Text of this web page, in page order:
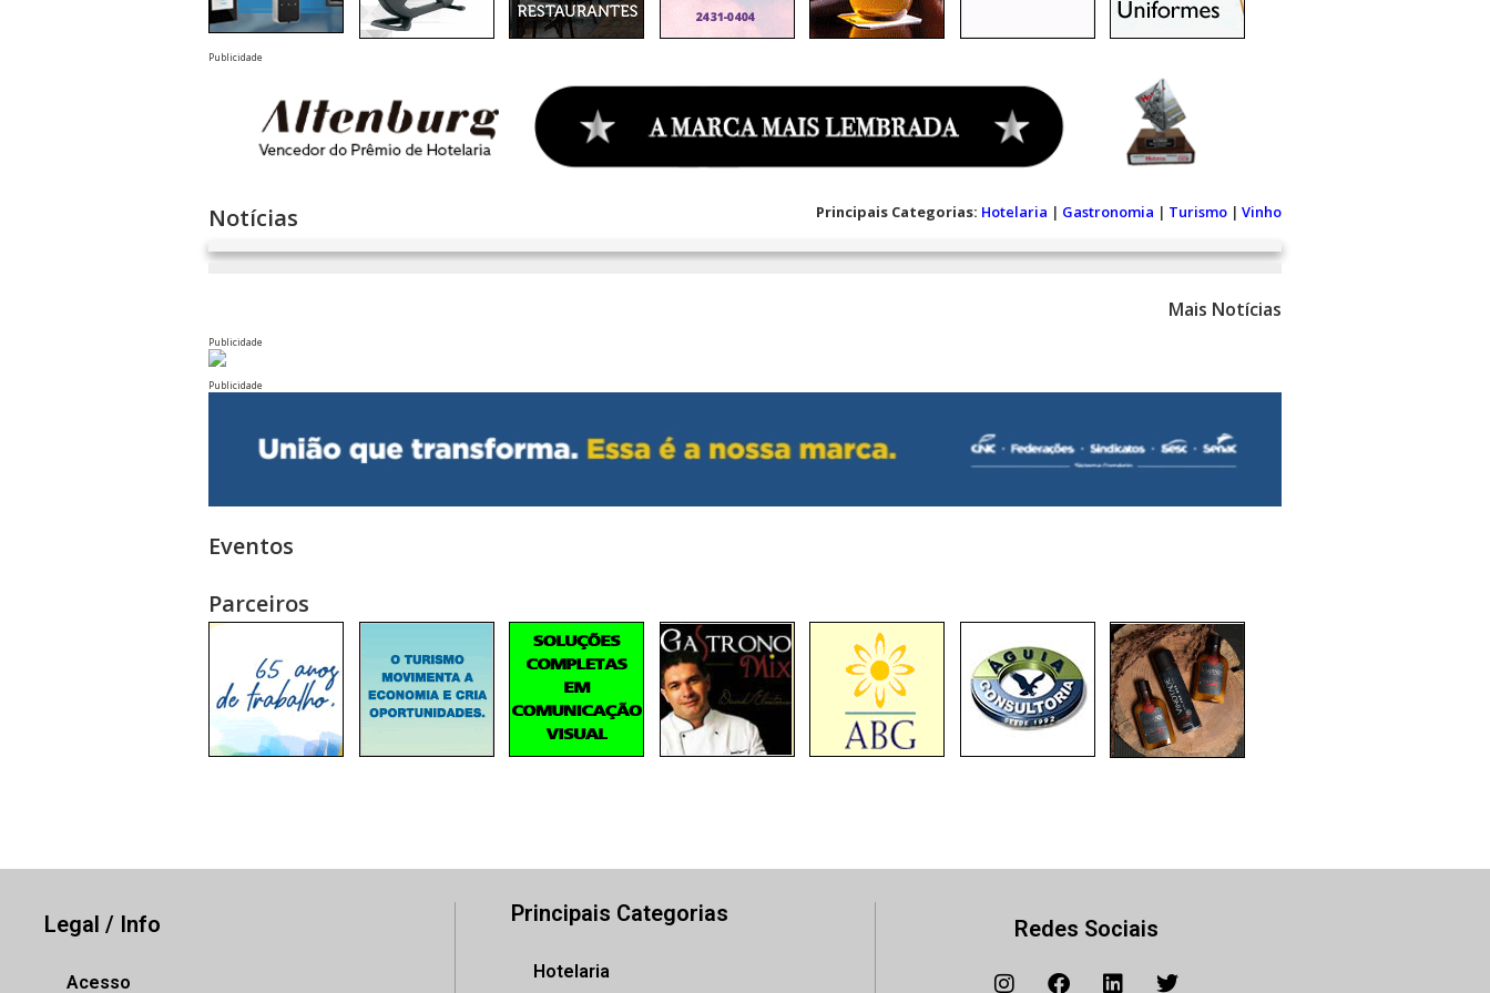
Publicidade
Notícias Principais Categorias: Hotelaria | Gastronomia | Turismo | Vinho
Mais Notícias
Publicidade
Publicidade
Eventos
Parceiros
Legal / Info
Acesso
Principais Categorias
Hotelaria
Redes Sociais